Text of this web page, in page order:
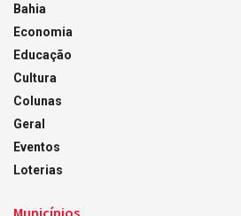
Bahia
Economia
Educação
Cultura
Colunas
Geral
Eventos
Loterias
Municípios